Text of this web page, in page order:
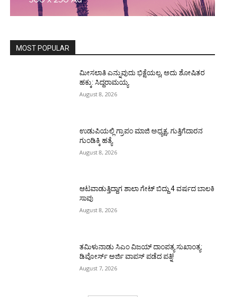
MOST POPULAR
ಮೀಸಲಾತಿ ಎನ್ನುವುದು ಭಿಕ್ಷೆಯಲ್ಲ, ಅದು ಶೋಷಿತರ
ಹಕ್ಕು: ಸಿದ್ದರಾಮಯ್ಯ
August 8, 2026
ಉಡುಪಿಯಲ್ಲಿ ಗ್ರಾಪಂ ಮಾಜಿ ಅಧ್ಯಕ್ಷ, ಗುತ್ತಿಗೆದಾರನ
ಗುಂಡಿಕ್ಕಿ ಹತ್ಯೆ
August 8, 2026
ಆಟವಾಡುತ್ತಿದ್ದಾಗ ಶಾಲಾ ಗೇಟ್‌ ಬಿದ್ದು 4 ವರ್ಷದ ಬಾಲಕಿ
ಸಾವು
August 8, 2026
ತಮಿಳುನಾಡು ಸಿಎಂ ವಿಜಯ್‌ ದಾಂಪತ್ಯ ಸುಖಾಂತ್ಯ:
ಡಿವೋರ್ಸ್‌ ಅರ್ಜಿ ವಾಪಸ್‌ ಪಡೆದ ಪತ್ನಿ!
August 7, 2026